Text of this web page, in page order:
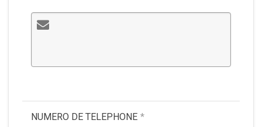
NUMERO DE TELEPHONE *